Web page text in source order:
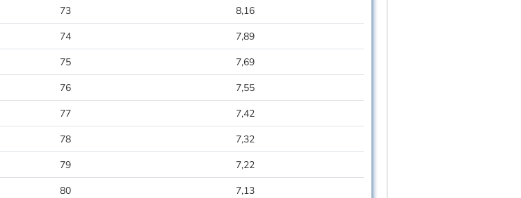
73
8,16
74
7,89
75
7,69
76
7,55
77
7,42
78
7,32
79
7,22
80
7,13